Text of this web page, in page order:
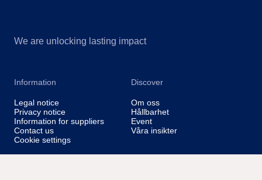
We are unlocking lasting impact
Information
Legal notice
Privacy notice
Information for suppliers
Contact us
Cookie settings
Discover
Om oss
Hållbarhet
Event
Våra insikter